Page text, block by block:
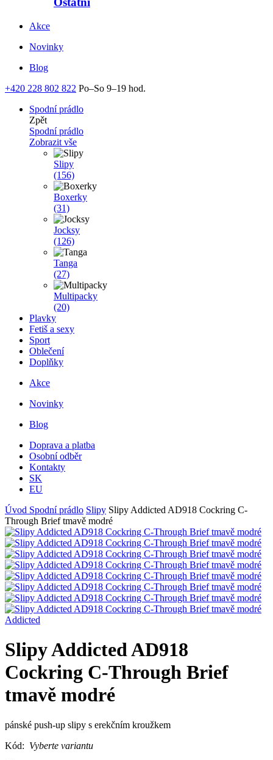
Akce
Novinky
Blog
+420 228 802 822 Po–So 9–19 hod.
Spodní prádlo
Zpět
Spodní prádlo
Zobrazit vše
Slipy
(156)
Boxerky
(31)
Jocksy
(126)
Tanga
(27)
Multipacky
(20)
Plavky
Fetiš a sexy
Sport
Oblečení
Doplňky
Akce
Novinky
Blog
Doprava a platba
Osobní odběr
Kontakty
SK
EU
Úvod Spodní prádlo Slipy Slipy Addicted AD918 Cockring C-
Through Brief tmavě modré
Addicted
Slipy Addicted AD918
Cockring C-Through Brief
tmavě modré
pánské push-up slipy s erekčním kroužkem
Kód: Vyberte variantu